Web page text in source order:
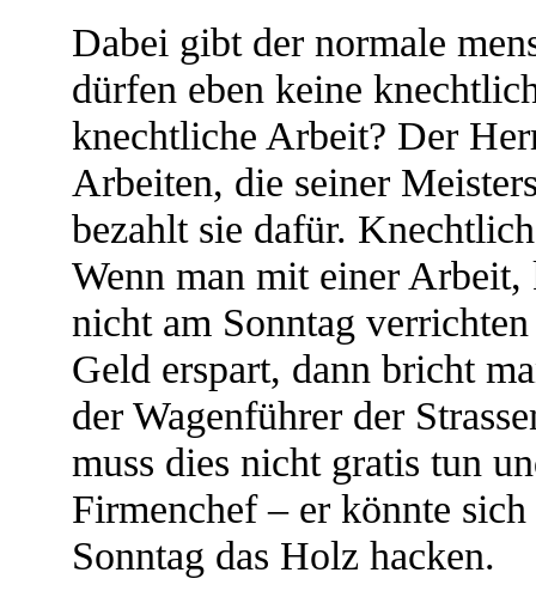
Dabei gibt der normale
dürfen eben keine
knechtliche Arbeit? Der
Arbeiten, die seiner
bezahlt sie dafür.
Wenn man mit einer
nicht am Sonntag
Geld erspart, dann bricht
der Wagenführer der
muss dies nicht gratis tun
Firmenchef – er könnte
Sonntag das Holz hacken.